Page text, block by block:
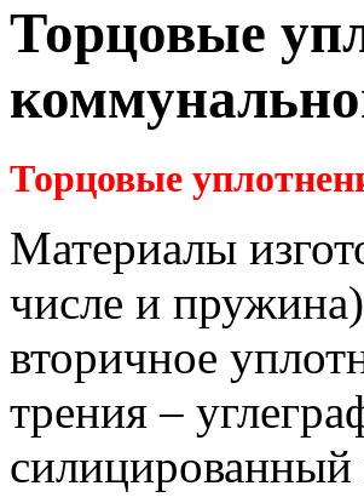
Торцовые
Торцовые
Материалы
числе и
вторичное
трения –
силицированный